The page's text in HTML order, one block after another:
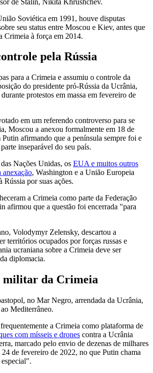
Soviética em 1991, houve disputas
seu status entre Moscou e Kiev, antes que
Crimeia à força em 2014.
pela Rússia
para a Crimeia e assumiu o controle da
do presidente pró-Rússia da Ucrânia,
protestos em massa em fevereiro de
em um referendo controverso para se
Moscou a anexou formalmente em 18 de
afirmando que a península sempre foi e
inseparável do seu país.
Nações Unidas, os EUA e muitos outros
anexação, Washington e a União Europeia
Rússia por suas ações.
a Crimeia como parte da Federação
afirmou que a questão foi encerrada "para
Volodymyr Zelensky, descartou a
territórios ocupados por forças russas e
ucraniana sobre a Crimeia deve ser
diplomacia.
militar da Crimeia
no Mar Negro, arrendada da Ucrânia,
Mediterrâneo.
a Crimeia como plataforma de
com mísseis e drones contra a Ucrânia
marcado pelo envio de dezenas de milhares
24 de fevereiro de 2022, no que Putin chama